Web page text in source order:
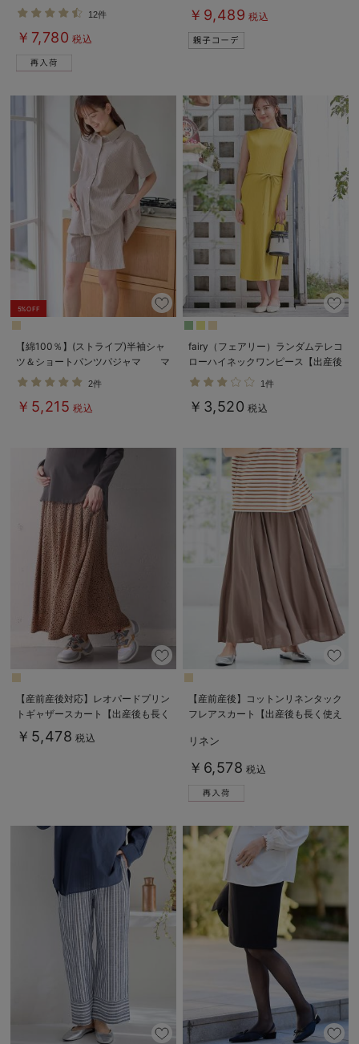
付】
12件
￥7,780 税込
使えるレギンスパジャマ&2wayオ
ール 出産準備 ギフト マタニテ
ィ・産後
￥9,489 税込
5%OFF
【綿100％】(ストライプ)半袖シャ
ツ＆ショートパンツパジャマ マ
タニティ・授乳パジャマ【産後も長
2件
￥5,215 税込
fairy（フェアリー）ランダムテレコ
ローハイネックワンピース【出産後
も長く使える】
1件
￥3,520 税込
【産前産後対応】レオパードプリン
トギャザースカート【出産後も長く
使える】
￥5,478 税込
【産前産後】コットンリネンタック
フレアスカート【出産後も長く使え
リネン
￥6,578 税込